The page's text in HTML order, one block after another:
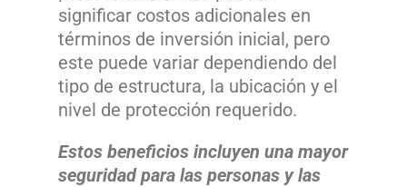
significar costos adicionales en
términos de inversión inicial, pero
este puede variar dependiendo del
tipo de estructura, la ubicación y el
nivel de protección requerido.
Estos beneficios incluyen una mayor
seguridad para las personas y las